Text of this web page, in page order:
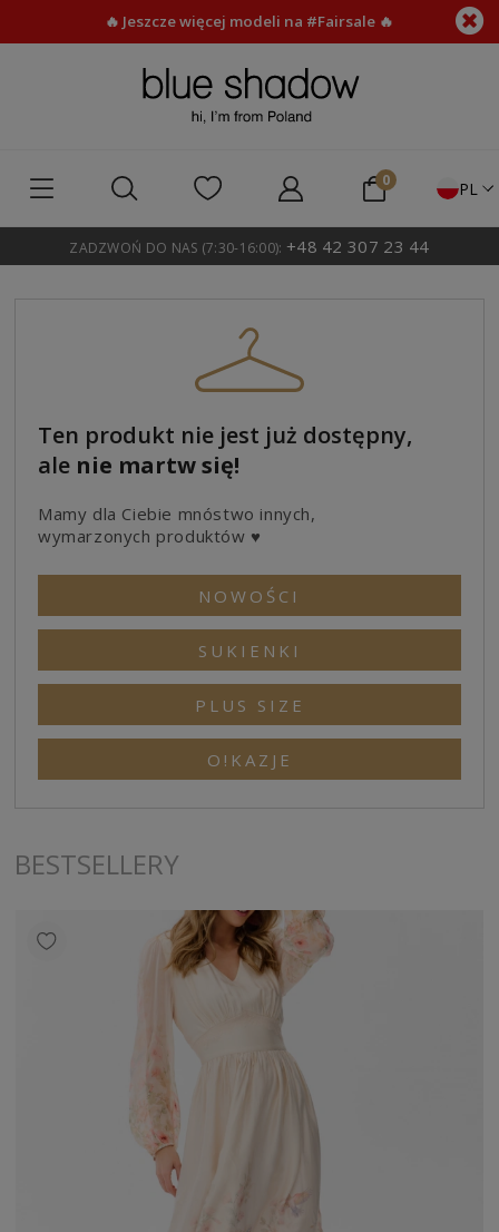
🔥 Jeszcze więcej modeli na #Fairsale 🔥
PL
ZADZWOŃ DO NAS (7:30-16:00): +48 42 307 23 44
Ten produkt nie jest już dostępny,
ale nie martw się!
Mamy dla Ciebie mnóstwo innych,
wymarzonych produktów ♥
NOWOŚCI
SUKIENKI
PLUS SIZE
O!KAZJE
BESTSELLERY